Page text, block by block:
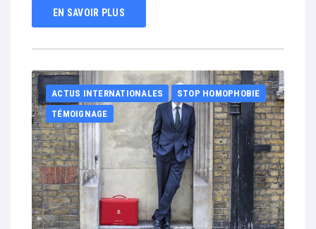
EN SAVOIR PLUS
ACTUS INTERNATIONALES
STOP HOMOPHOBIE
TÉMOIGNAGE